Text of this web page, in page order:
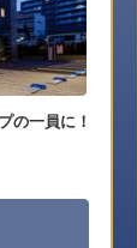
の一員に！